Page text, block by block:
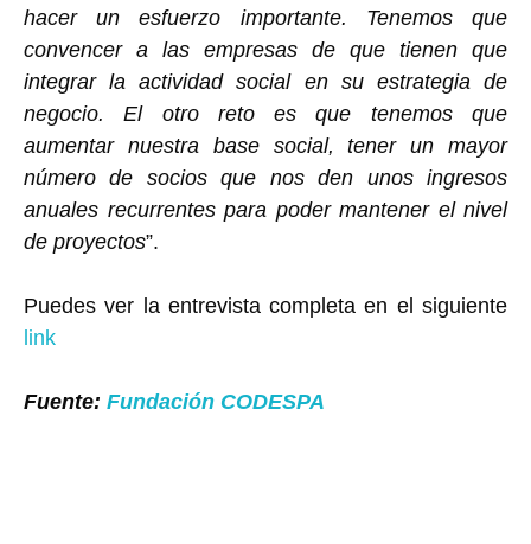
hacer un esfuerzo importante. Tenemos que
convencer a las empresas de que tienen que
integrar la actividad social en su estrategia de
negocio. El otro reto es que tenemos que
aumentar nuestra base social, tener un mayor
número de socios que nos den unos ingresos
anuales recurrentes para poder mantener el nivel
de proyectos”.
Puedes ver la entrevista completa en el siguiente
link
Fuente: Fundación CODESPA